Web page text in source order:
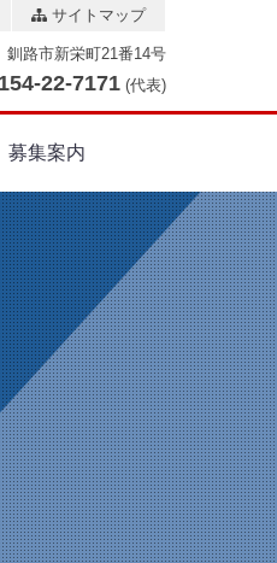
サイトマップ
路市新栄町21番14号
22-7171 (代表)
募集案内